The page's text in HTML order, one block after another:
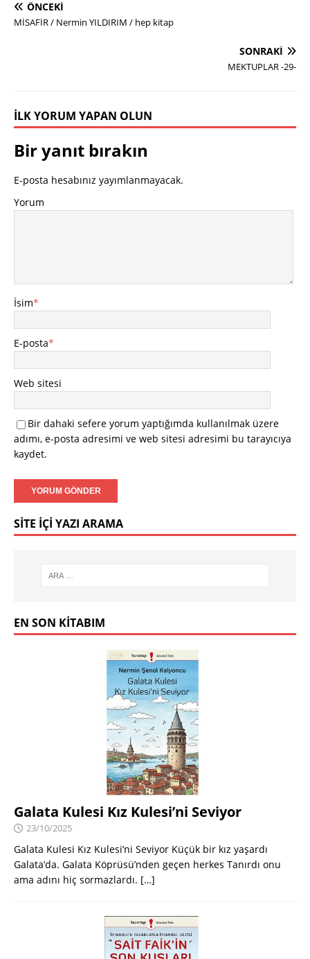
ÖNCEKI
MİSAFİR / Nermin YILDIRIM / hep kitap
SONRAKI
MEKTUPLAR -29-
İLK YORUM YAPAN OLUN
Bir yanıt bırakın
E-posta hesabınız yayımlanmayacak.
Yorum
İsim*
E-posta*
Web sitesi
Bir dahaki sefere yorum yaptığımda kullanılmak üzere
adımı, e-posta adresimi ve web sitesi adresimi bu tarayıcıya
kaydet.
SITE İÇI YAZI ARAMA
EN SON KITABIM
Galata Kulesi Kız Kulesi’ni Seviyor
23/10/2025
Galata Kulesi Kız Kulesi’ni Seviyor Küçük bir kız yaşardı
Galata’da. Galata Köprüsü’nden geçen herkes Tanırdı onu
ama adını hiç sormazlardı. […]